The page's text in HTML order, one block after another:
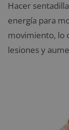
Hacer
energía para
movimiento, lo
lesiones y